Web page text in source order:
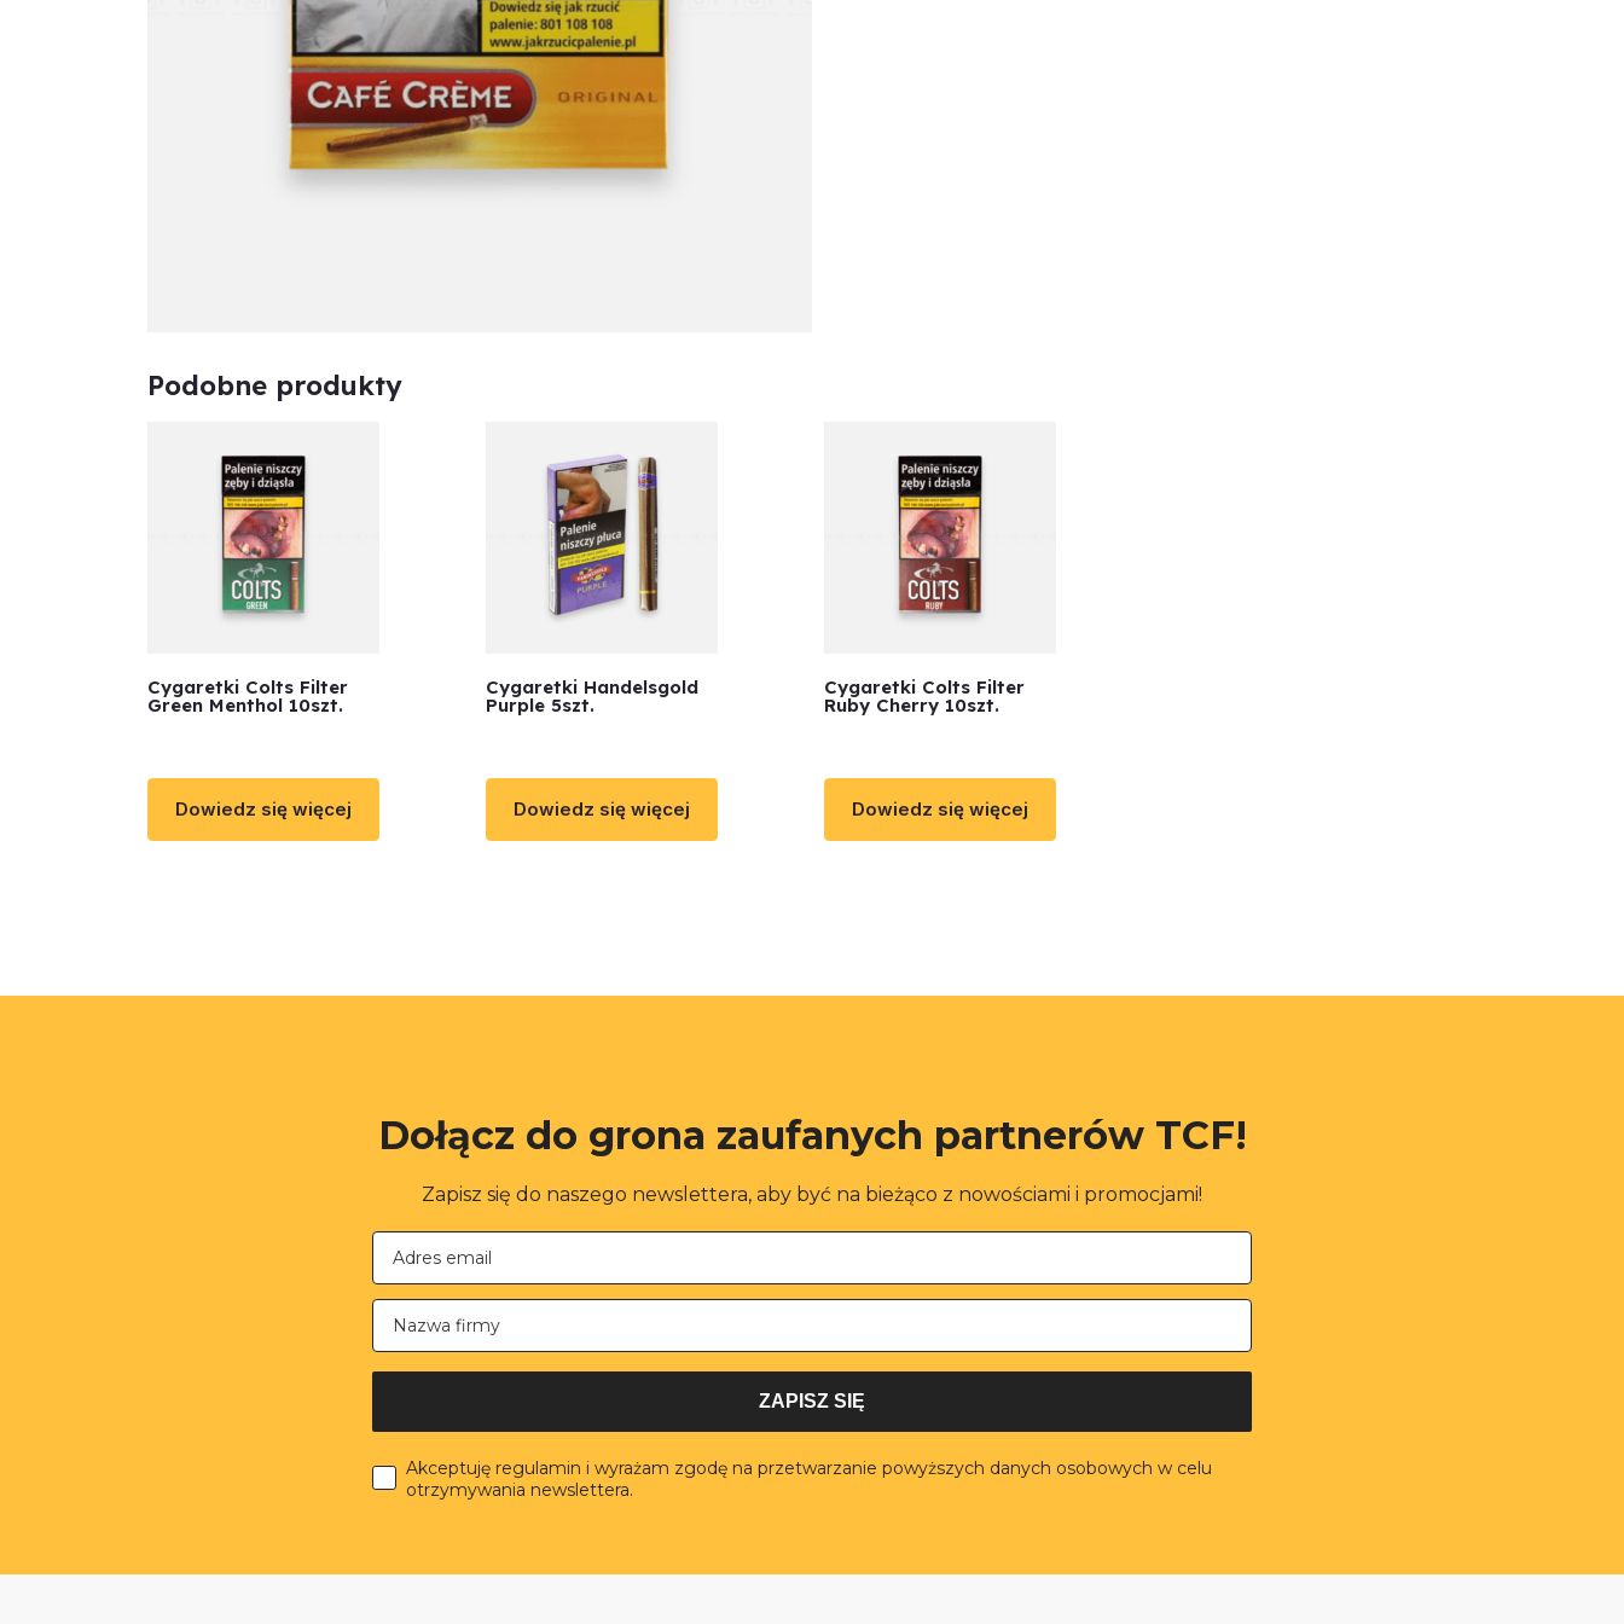
Podobne produkty
Cygaretki Colts Filter
Green Menthol 10szt.
Dowiedz się więcej
Cygaretki Handelsgold
Purple 5szt.
Dowiedz się więcej
Cygaretki Colts Filter
Ruby Cherry 10szt.
Dowiedz się więcej
Dołącz do grona zaufanych partnerów TCF!
Zapisz się do naszego newslettera, aby być na bieżąco z nowościami i promocjami!
Nazwa firmy
ZAPISZ SIĘ
Akceptuję regulamin i wyrażam zgodę na przetwarzanie powyższych danych osobowych w celu
otrzymywania newslettera.